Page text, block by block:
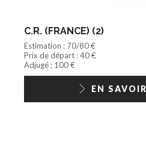
C.R. (FRANCE) (2)
Estimation : 70/80 €
Prix de départ : 40 €
Adjugé : 100 €
EN